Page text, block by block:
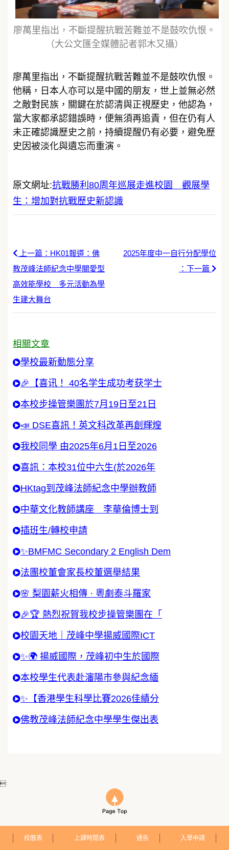
廖萬里指出，不斷提醒抗戰苦難並不是鼓吹仇恨。
（大公文匯全媒體記者郭木又攝）
廖萬里指出，不斷提醒抗戰苦難並不是鼓吹仇恨。
他稱，日本人亦可以是中國的朋友，世上並無必然
之敵對民族，關鍵在於認清與正視歷史，他認為，
當大家都承認錯誤時，便無須再追責，但在仍有人
未正確認識歷史之前，持續提醒仍有必要，避免歷
史因被淡化與遺忘而重演。
原文網址:抗戰勝利80周年巡展走進校園 觀展學
生：增加對抗戰歷史新認識
上一篇：HK01報道：佛
教茂峰法師紀念中學關愛型
高效能學校 多元活動為學
生建大舞台
2025年度中一自行分配學位
：下一篇
相關文章
學校最新動態分享
🎉【喜讯！ 40名学生成功考获学士
本校步操管樂團於7月19日至21日
📣 DSE喜訊！英文科改革再創輝煌
我校同學 由2025年6月1日至2026
喜訊：本校31位中六生(於2026年
HKtag到茂峰法師紀念中學辦教師
中華文化教師講座 李華倫博士到
插班生/轉校申請
✨BMFMC Secondary 2 English Dem
法團校董會家長校董選舉結果
🌸 梨園薪火相傳 · 粵劇泰斗羅家
🎉🏆 熱烈祝賀我校步操管樂團在「
校園天地｜茂峰中學揚威國際ICT
✨🌍 揚威國際，茂峰初中生於國際
本校學生代表赴瀋陽市參與紀念緬
✨【香港學生科學比賽2026佳績分
佛教茂峰法師紀念中學學生傑出表

校曆表 上課時間表 通告 入學申請